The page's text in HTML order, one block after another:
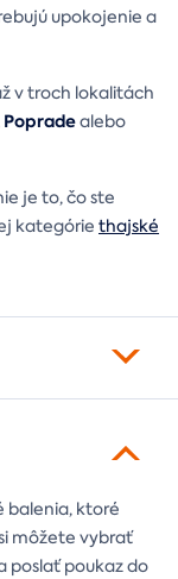
upokojenie a
v troch lokalitách
Popradealebo
je to, čo ste
kategórie thajské
balenia, ktoré
môžete vybrať
poslať poukaz do